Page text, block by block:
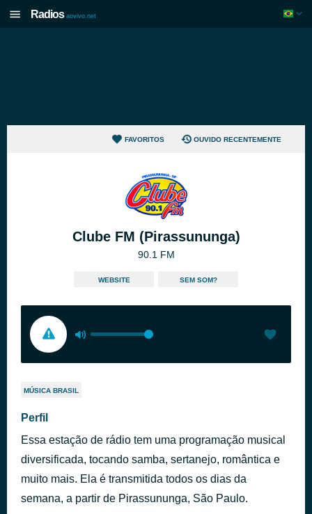
Radios aovivo.net
FAVORITOS OUVIDO RECENTEMENTE
Clube FM (Pirassununga)
90.1 FM
WEBSITE SEM SOM?
MÚSICA BRASIL
Perfil
Essa estação de rádio tem uma programação musical
diversificada, tocando samba, sertanejo, romântica e
muito mais. Ela é transmitida todos os dias da
semana, a partir de Pirassununga, São Paulo.